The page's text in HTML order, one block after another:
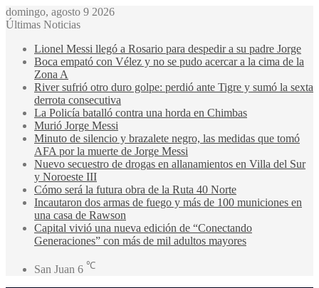
domingo, agosto 9 2026
Últimas Noticias
Lionel Messi llegó a Rosario para despedir a su padre Jorge
Boca empató con Vélez y no se pudo acercar a la cima de la
Zona A
River sufrió otro duro golpe: perdió ante Tigre y sumó la sexta
derrota consecutiva
La Policía batalló contra una horda en Chimbas
Murió Jorge Messi
Minuto de silencio y brazalete negro, las medidas que tomó
AFA por la muerte de Jorge Messi
Nuevo secuestro de drogas en allanamientos en Villa del Sur
y Noroeste III
Cómo será la futura obra de la Ruta 40 Norte
Incautaron dos armas de fuego y más de 100 municiones en
una casa de Rawson
Capital vivió una nueva edición de “Conectando
Generaciones” con más de mil adultos mayores
San Juan 6 ℃